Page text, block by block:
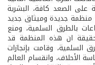
على الصعد كافة، البشرية
منظمة جديدة وميثاق جديد
بالطرق السلمية، ومنع
ان هذه المنظمة قد
السلمية، وقامت بإنجازات
الأحلاف، وانقسام العالم